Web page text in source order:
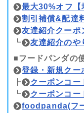
最大30%オフ【
割引補償&配達
友達紹介クーポ
┗
友達紹介のや
■フードパンダの
登録・新規クー
┣
クーポンコー
┗
クーポンコー
foodpanda(フ